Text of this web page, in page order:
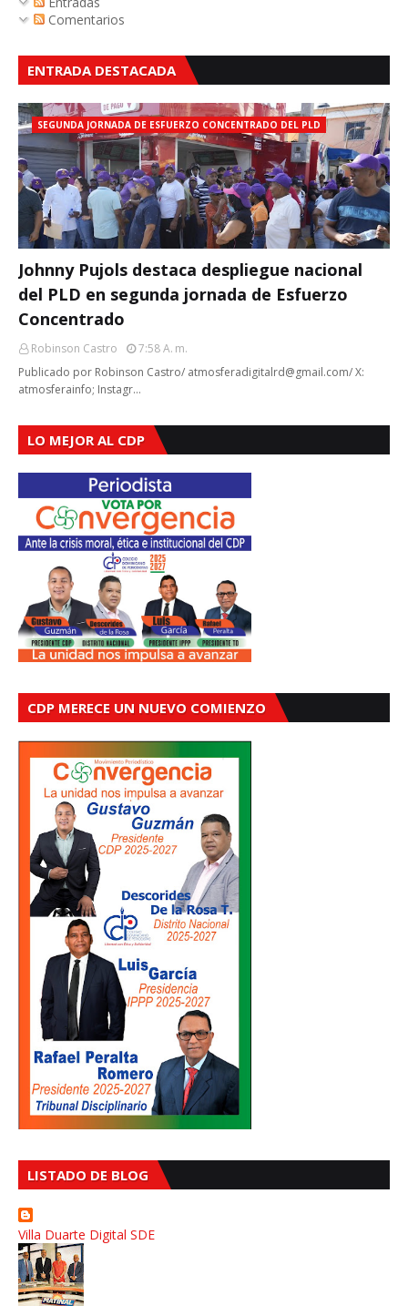
Comentarios
ENTRADA DESTACADA
SEGUNDA JORNADA DE ESFUERZO CONCENTRADO DEL PLD
Johnny Pujols destaca despliegue nacional
del PLD en segunda jornada de Esfuerzo
Concentrado
Robinson Castro
7:58 A. M.
Publicado por Robinson Castro/ atmosferadigitalrd@gmail.com/ X:
atmosferainfo; Instagr…
LO MEJOR AL CDP
CDP MERECE UN NUEVO COMIENZO
LISTADO DE BLOG
Villa Duarte Digital SDE